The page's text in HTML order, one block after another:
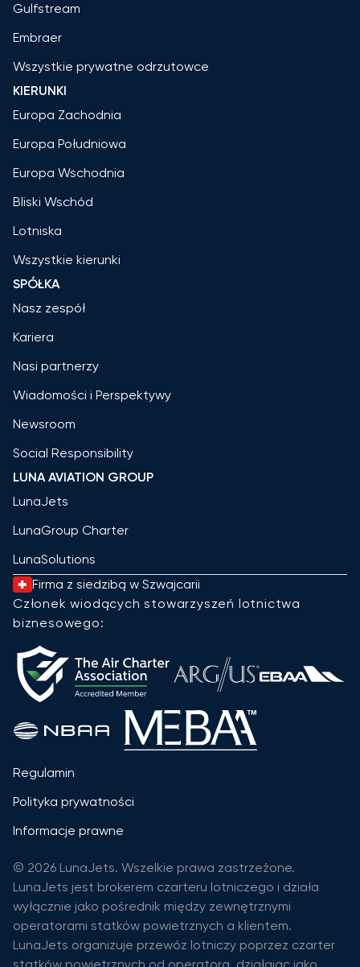
Gulfstream
Embraer
Wszystkie prywatne odrzutowce
KIERUNKI
Europa Zachodnia
Europa Południowa
Europa Wschodnia
Bliski Wschód
Lotniska
Wszystkie kierunki
SPÓŁKA
Nasz zespół
Kariera
Nasi partnerzy
Wiadomości i Perspektywy
Newsroom
Social Responsibility
LUNA AVIATION GROUP
LunaJets
LunaGroup Charter
LunaSolutions
Firma z siedzibą w Szwajcarii
Członek wiodących stowarzyszeń lotnictwa
biznesowego:
Regulamin
Polityka prywatności
Informacje prawne
© 2026 LunaJets. Wszelkie prawa zastrzeżone.
LunaJets jest brokerem czarteru lotniczego i działa
wyłącznie jako pośrednik między zewnętrznymi
operatorami statków powietrznych a klientem.
LunaJets organizuje przewóz lotniczy poprzez czarter